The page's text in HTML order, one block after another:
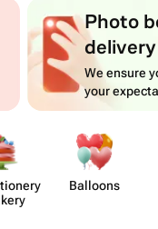
Photo
delivery
We ensure
your
Balloons